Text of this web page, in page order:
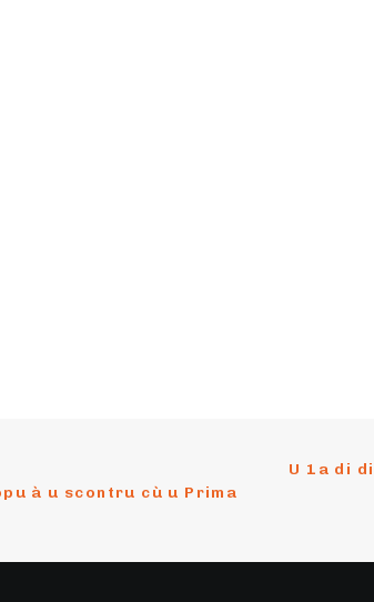
à u scontru cù u Prima
U 1a di